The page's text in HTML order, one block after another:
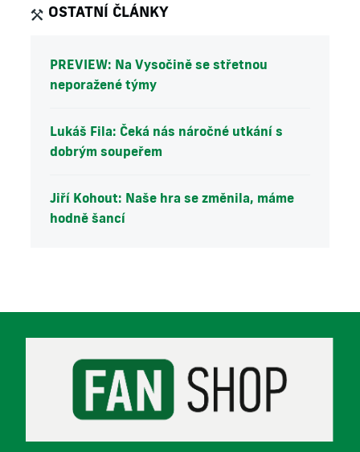
OSTATNÍ ČLÁNKY
PREVIEW: Na Vysočině se střetnou
neporažené týmy
Lukáš Fila: Čeká nás náročné utkání s
dobrým soupeřem
Jiří Kohout: Naše hra se změnila, máme
hodně šancí